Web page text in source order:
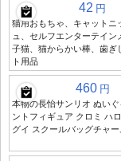
42 円
猫用おもちゃ、キャットニ
ュ、セルフエンターテイン
子猫、猫からかい棒、歯ぎ
ト用品
460 円
本物の長怡サンリオ ぬい
ントフィギュア クロミ ハ
グイ スクールバッグチャー